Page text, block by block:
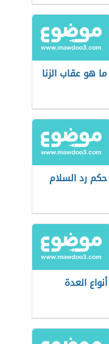
الطلاق
ما هو عقاب الزنا
حكم رد السلام
أنواع العدة